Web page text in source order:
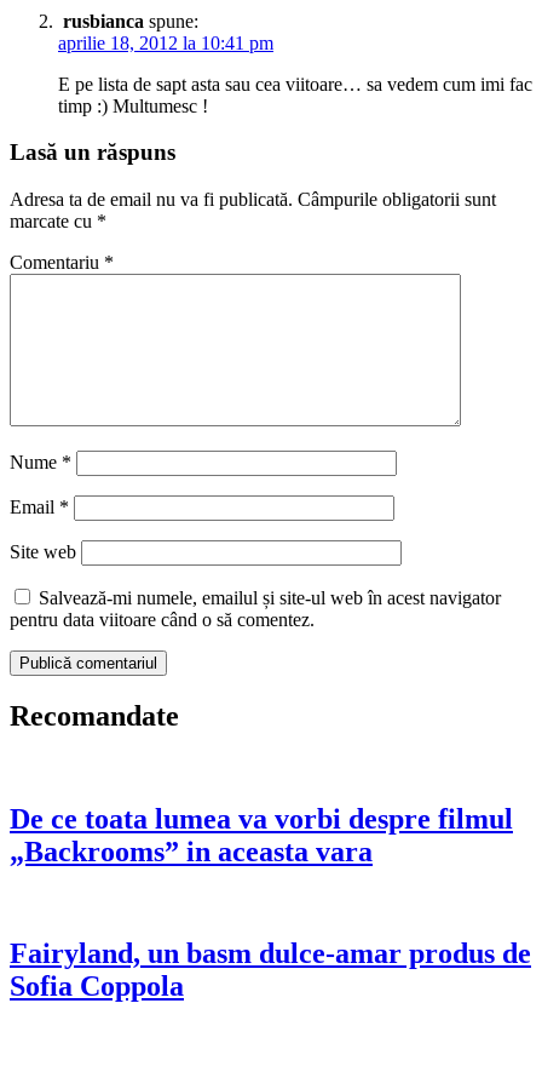
rusbianca spune:
aprilie 18, 2012 la 10:41 pm
E pe lista de sapt asta sau cea viitoare… sa vedem cum imi fac
timp :) Multumesc !
Lasă un răspuns
Adresa ta de email nu va fi publicată. Câmpurile obligatorii sunt
marcate cu *
Comentariu *
Nume *
Email *
Site web
Salvează-mi numele, emailul și site-ul web în acest navigator
pentru data viitoare când o să comentez.
Recomandate
De ce toata lumea va vorbi despre filmul
„Backrooms” in aceasta vara
Fairyland, un basm dulce-amar produs de
Sofia Coppola